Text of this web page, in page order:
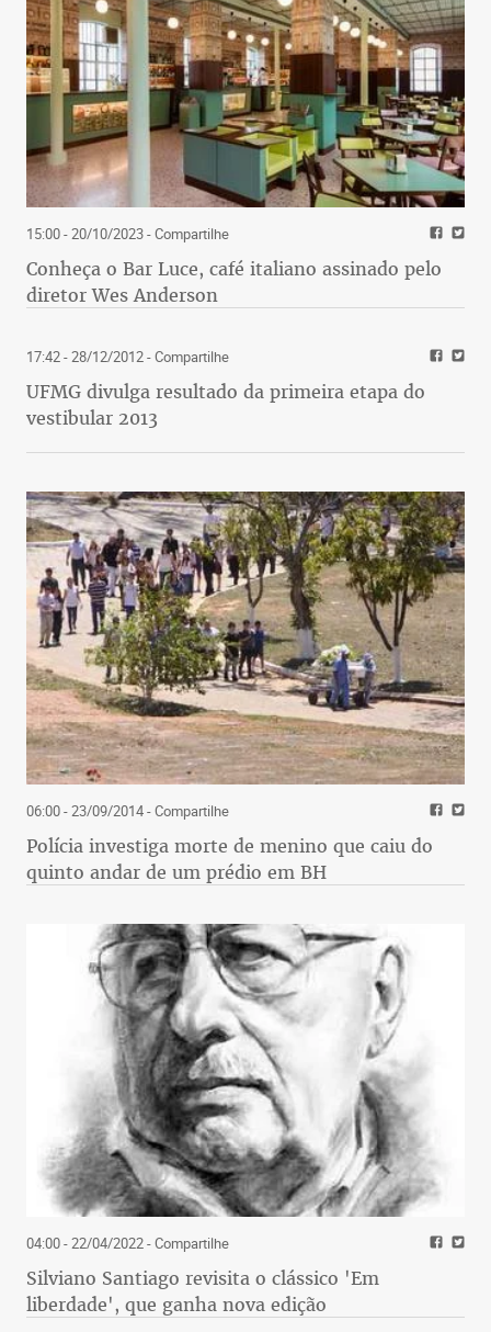
15:00 - 20/10/2023- Compartilhe
Conheça o Bar Luce, café italiano assinado pelo
diretor Wes Anderson
17:42 - 28/12/2012- Compartilhe
UFMG divulga resultado da primeira etapa do
vestibular 2013
06:00 - 23/09/2014- Compartilhe
Polícia investiga morte de menino que caiu do
quinto andar de um prédio em BH
04:00 - 22/04/2022- Compartilhe
Silviano Santiago revisita o clássico 'Em
liberdade', que ganha nova edição